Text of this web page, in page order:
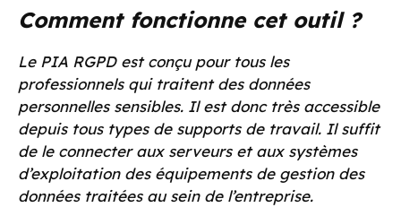
Comment fonctionne cet outil ?
Le PIA RGPD est conçu pour tous les
professionnels qui traitent des données
personnelles sensibles. Il est donc très accessible
depuis tous types de supports de travail. Il suffit
de le connecter aux serveurs et aux systèmes
d’exploitation des équipements de gestion des
données traitées au sein de l’entreprise.